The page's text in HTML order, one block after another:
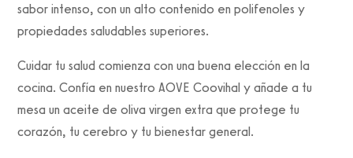
sabor intenso, con un alto contenido en polifenoles y
propiedades saludables superiores.
Cuidar tu salud comienza con una buena elección en la
cocina. Confía en nuestro AOVE Coovihal y añade a tu
mesa un aceite de oliva virgen extra que protege tu
corazón, tu cerebro y tu bienestar general.